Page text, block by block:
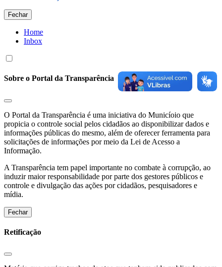
Fechar
Home
Inbox
Sobre o Portal da Transparência
O Portal da Transparência é uma iniciativa do Municíoio que
propicia o controle social pelos cidadãos ao disponibilizar dados e
informações públicas do mesmo, além de oferecer ferramenta para
solicitações de informações por meio da Lei de Acesso a
Informação.
A Transparência tem papel importante no combate à corrupção, ao
induzir maior responsabilidade por parte dos gestores públicos e
controle e divulgação das ações por cidadãos, pesquisadores e
mídia.
Fechar
Retificação